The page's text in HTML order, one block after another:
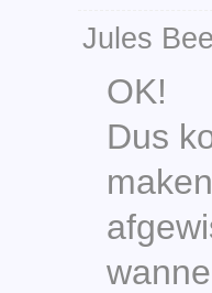
Jules
OK!
Dus